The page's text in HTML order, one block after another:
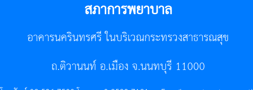
สภาการพยาบาล
อาคารนครินทรศรี ในบริเวณกระทรวงสาธารณสุข
ถ.ติวานนท์ อ.เมือง จ.นนทบุรี 11000